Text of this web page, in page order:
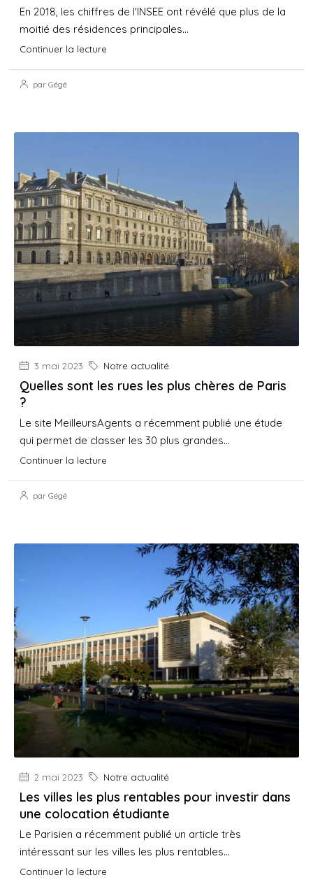
En 2018, les chiffres de l'INSEE ont révélé que plus de la
moitié des résidences principales...
Continuer la lecture
par Gégé
3 mai 2023 Notre actualité
Quelles sont les rues les plus chères de Paris
?
Le site MeilleursAgents a récemment publié une étude
qui permet de classer les 30 plus grandes...
Continuer la lecture
par Gégé
2 mai 2023 Notre actualité
Les villes les plus rentables pour investir dans
une colocation étudiante
Le Parisien a récemment publié un article très
intéressant sur les villes les plus rentables...
Continuer la lecture